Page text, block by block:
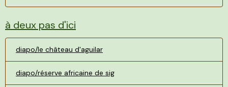
à deux pas d'ici
diapo/le château d'aguilar
diapo/réserve africaine de sig